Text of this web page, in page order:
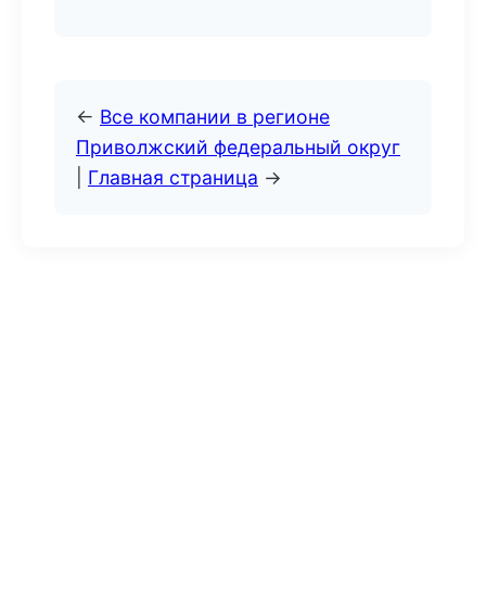
← Все компании в регионе
Приволжский федеральный округ
Главная страница →